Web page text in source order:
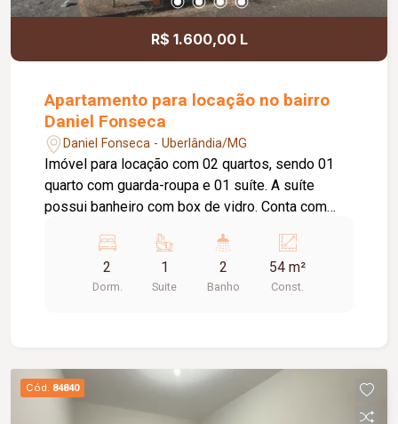
R$ 1.600,00 L
Apartamento para locação no bairro
Daniel Fonseca
Daniel Fonseca - Uberlândia/MG
Imóvel para locação com 02 quartos, sendo 01
quarto com guarda-roupa e 01 suíte. A suíte
possui banheiro com box de vidro. Conta com
área de serviço, 01 banheiro social e 02 vagas de
estacionamento.
2
Dorm.
1
Suite
2
Banho
54 m²
Const.
Cód. 84840